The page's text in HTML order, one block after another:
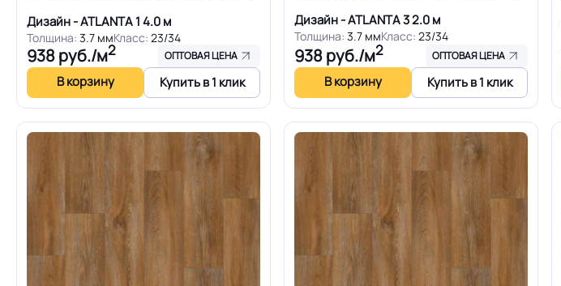
Дизайн - ATLANTA 14.0 м
Толщина: 3.7 ммКласс: 23/34
938руб./м2 ОПТОВАЯ ЦЕНА
В корзину Купить в 1 клик
Дизайн - ATLANTA 32.0 м
Толщина: 3.7 ммКласс: 23/34
938руб./м2 ОПТОВАЯ ЦЕНА
В корзину Купить в 1 клик